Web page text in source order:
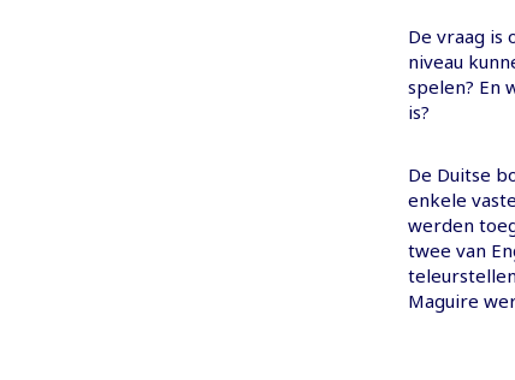
De vraag is
niveau
spelen? En
is?
De Duitse
enkele
werden
twee van
Maguire